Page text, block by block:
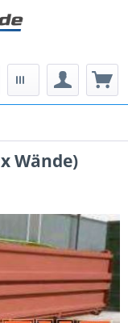
Wände)